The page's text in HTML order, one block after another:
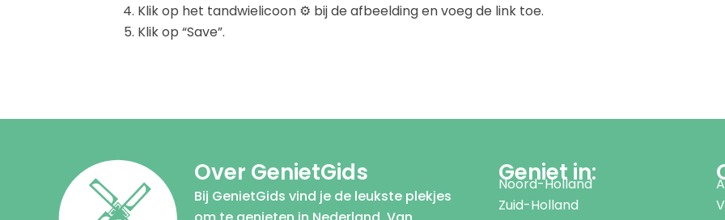
Klik op het tandwielicoon ⚙️ bij de afbeelding en voeg de link toe.
Klik op “Save”.
Over GenietGids
Bij GenietGids vind je de leukste plekjes
Geniet in:
Noord-Holland
Zuid-Holland